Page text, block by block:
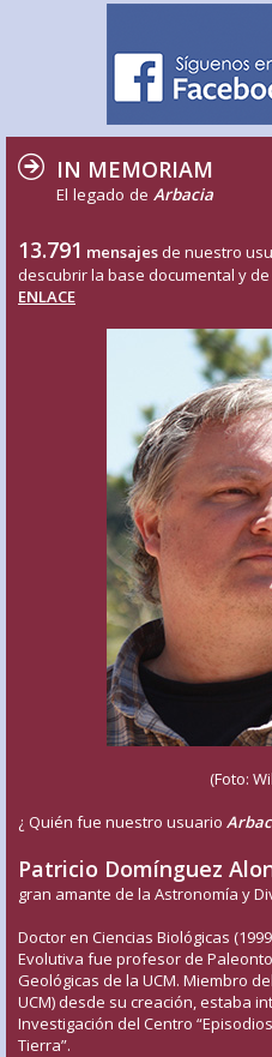
IN MEMORIAM
El legado de Arbacia
13.791 mensajes de nuestro
descubrir la base documental y
ENLACE
(Foto:
¿ Quién fue nuestro usuario
Patricio Domínguez
gran amante de la Astronomía y
Doctor en Ciencias Biológicas
Evolutiva fue profesor de
Geológicas de la UCM. Miembro
UCM) desde su creación, estaba
Investigación del Centro
Tierra”.